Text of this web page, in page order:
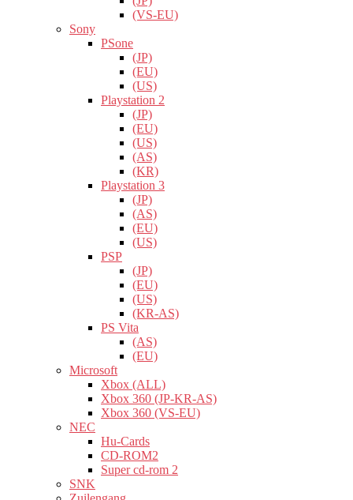
(VS-EU)
Sony
PSone
(JP)
(EU)
(US)
Playstation 2
(JP)
(EU)
(US)
(AS)
(KR)
Playstation 3
(JP)
(AS)
(EU)
(US)
PSP
(JP)
(EU)
(US)
(KR-AS)
PS Vita
(AS)
(EU)
Microsoft
Xbox (ALL)
Xbox 360 (JP-KR-AS)
Xbox 360 (VS-EU)
NEC
Hu-Cards
CD-ROM2
Super cd-rom 2
SNK